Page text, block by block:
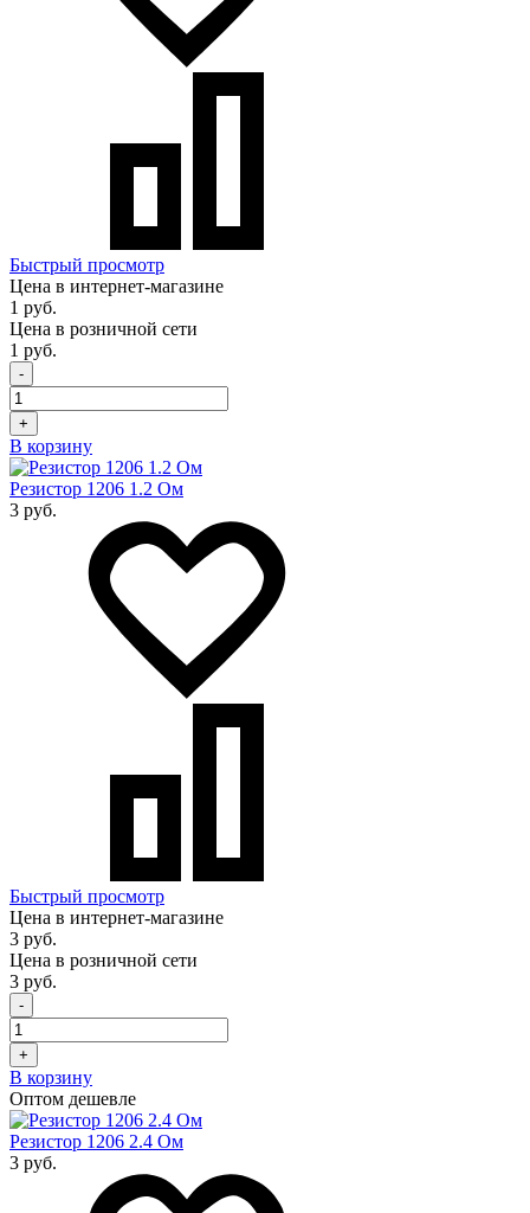
Быстрый просмотр
Цена в интернет-магазине
1 руб.
Цена в розничной сети
1 руб.
-
+
В корзину
Резистор 1206 1.2 Ом
3 руб.
Быстрый просмотр
Цена в интернет-магазине
3 руб.
Цена в розничной сети
3 руб.
-
+
В корзину
Оптом дешевле
Резистор 1206 2.4 Ом
3 руб.